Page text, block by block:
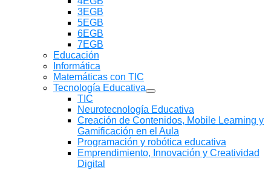
3EGB
5EGB
6EGB
7EGB
Educación
Informática
Matemáticas con TIC
Tecnología Educativa
Mostrar
submenú
TIC
Neurotecnología Educativa
Creación de Contenidos, Mobile Learning y
Gamificación en el Aula
Programación y robótica educativa
Emprendimiento, Innovación y Creatividad
Digital